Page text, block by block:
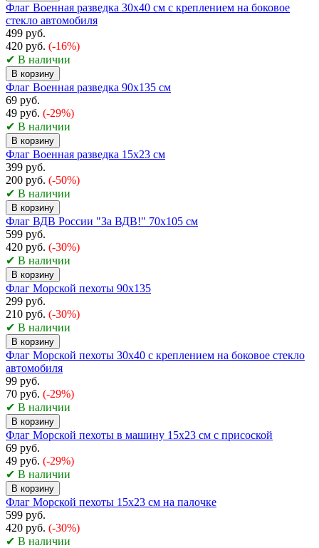
Флаг Военная разведка 30х40 см с креплением на боковое
стекло автомобиля
499 руб.
420 руб. (-16%)
✔ В наличии
В корзину
Флаг Военная разведка 90х135 см
69 руб.
49 руб. (-29%)
✔ В наличии
В корзину
Флаг Военная разведка 15х23 см
399 руб.
200 руб. (-50%)
✔ В наличии
В корзину
Флаг ВДВ России "За ВДВ!" 70х105 см
599 руб.
420 руб. (-30%)
✔ В наличии
В корзину
Флаг Морской пехоты 90х135
299 руб.
210 руб. (-30%)
✔ В наличии
В корзину
Флаг Морской пехоты 30х40 с креплением на боковое стекло
автомобиля
99 руб.
70 руб. (-29%)
✔ В наличии
В корзину
Флаг Морской пехоты в машину 15x23 см с присоской
69 руб.
49 руб. (-29%)
✔ В наличии
В корзину
Флаг Морской пехоты 15x23 см на палочке
599 руб.
420 руб. (-30%)
✔ В наличии